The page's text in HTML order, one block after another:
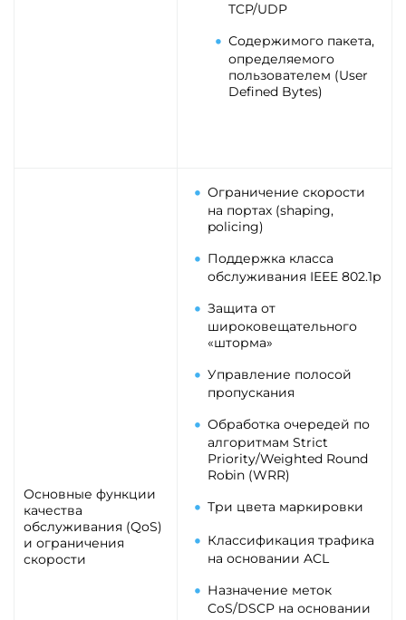
TCP/UDP
Содержимого пакета,
определяемого
пользователем (User
Defined Bytes)
Основные функции
качества
обслуживания (QoS)
и ограничения
скорости
Ограничение скорости
на портах (shaping,
policing)
Поддержка класса
обслуживания IEEE 802.1p
Защита от
широковещательного
«шторма»
Управление полосой
пропускания
Обработка очередей по
алгоритмам Strict
Priority/Weighted Round
Robin (WRR)
Три цвета маркировки
Классификация трафика
на основании ACL
Назначение меток
CoS/DSCP на основании